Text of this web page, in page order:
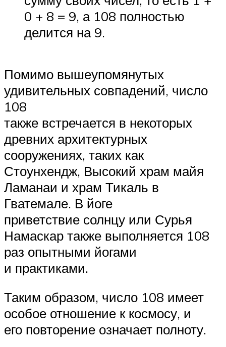
0 + 8 = 9, а 108 полностью
делится на 9.
Помимо вышеупомянутых
удивительных совпадений, число
108
также встречается в некоторых
древних архитектурных
сооружениях, таких как
Стоунхендж, Высокий храм майя
Ламанаи и храм Тикаль в
Гватемале. В йоге
приветствие солнцу или Сурья
Намаскар также выполняется 108
раз опытными йогами
и практиками.
Таким образом, число 108 имеет
особое отношение к космосу, и
его повторение означает полноту.